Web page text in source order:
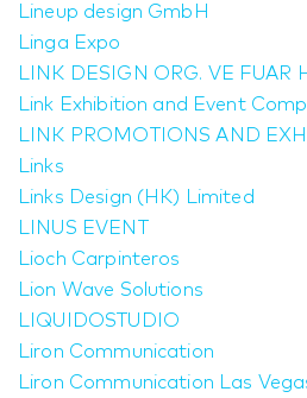
Lineup design GmbH
Linga Expo
LINK DESIGN ORG. VE FUAR
Link Exhibition and Event
LINK PROMOTIONS AND
Links
Links Design (HK) Limited
LINUS EVENT
Lioch Carpinteros
Lion Wave Solutions
LIQUIDOSTUDIO
Liron Communication
Liron Communication Las